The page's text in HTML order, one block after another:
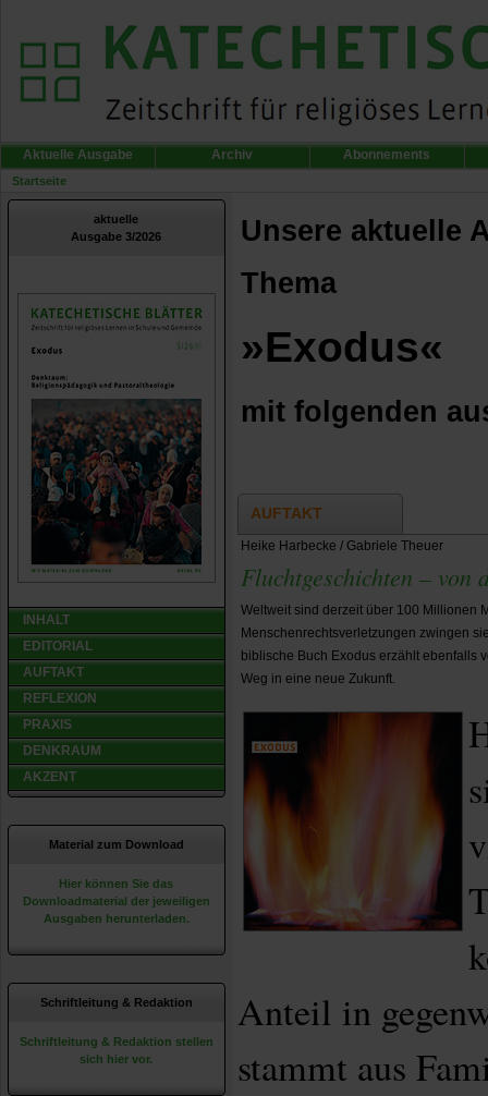
Aktuelle Ausgabe Archiv Abonnements
Startseite
aktuelle
Ausgabe 3/2026
INHALT
EDITORIAL
AUFTAKT
REFLEXION
PRAXIS
DENKRAUM
AKZENT
Material zum Download
Hier können Sie das
Downloadmaterial der jeweiligen
Ausgaben herunterladen.
Schriftleitung & Redaktion
Schriftleitung & Redaktion stellen
sich hier vor.
Unsere aktuelle
Thema
»Exodus«
mit folgenden
AUFTAKT
Heike Harbecke / Gabriele Theuer
Fluchtgeschichten – von
Weltweit sind derzeit über 100 Millionen
Menschenrechtsverletzungen zwingen
biblische Buch Exodus erzählt ebenfalls
Weg in eine neue Zukunft.
Anteil in
stammt aus